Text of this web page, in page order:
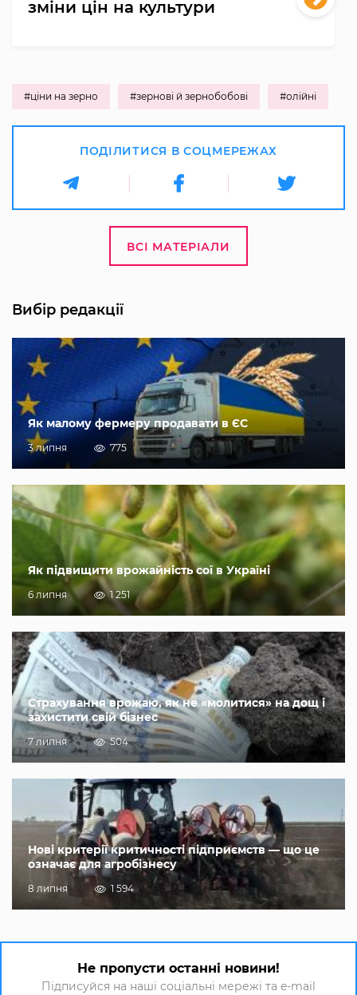
зміни цін на культури
#ціни на зерно #зернові й зернобобові #олійні
ПОДІЛИТИСЯ В СОЦМЕРЕЖАХ
ВСІ МАТЕРІАЛИ
Вибір редакції
Як малому фермеру продавати в ЄС
3 липня 775
Як підвищити врожайність сої в Україні
6 липня 1 251
Страхування врожаю, як не «молитися» на дощ і
захистити свій бізнес
7 липня 504
Нові критерії критичності підприємств — що це
означає для агробізнесу
8 липня 1 594
Не пропусти останні новини!
Підписуйся на наші соціальні мережі та e-mail